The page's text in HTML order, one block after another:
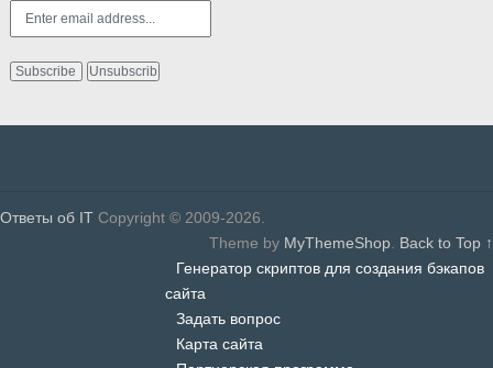
Ответы об IT Copyright © 2009-2026.
Theme by MyThemeShop Back to Top ↑
Генератор скриптов для создания бэкапов
сайта
Задать вопрос
Карта сайта